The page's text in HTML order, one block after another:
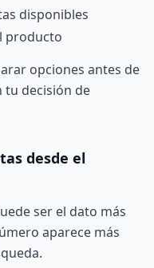
disponibles
producto
opciones antes de
tu decisión de
desde el
ser el dato más
aparece más